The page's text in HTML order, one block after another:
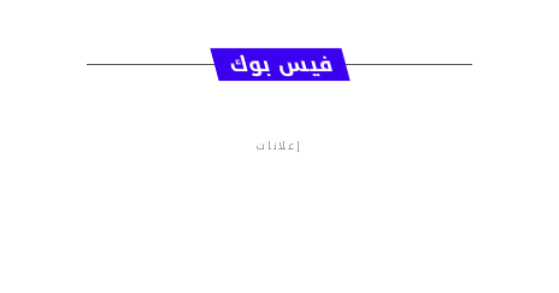
فيس بوك
إعلانات